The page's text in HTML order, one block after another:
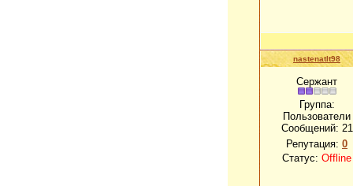
nastenatlt98
Сержант
Группа:
Пользователи
Сообщений: 21
Репутация: 0
Статус: Offline